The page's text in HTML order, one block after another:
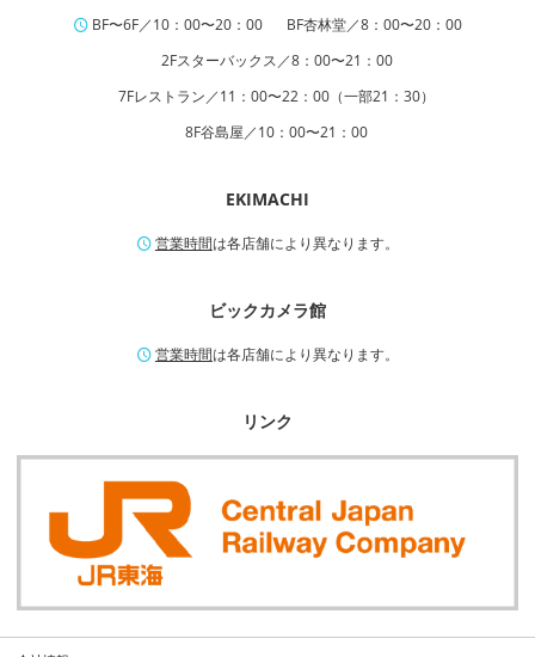
BF〜6F／10：00〜20：00
BF杏林堂／8：00〜20：00
2Fスターバックス／8：00〜21：00
7Fレストラン／11：00〜22：00（一部21：30）
8F谷島屋／10：00〜21：00
EKIMACHI
営業時間は各店舗により異なります。
ビックカメラ館
営業時間は各店舗により異なります。
リンク